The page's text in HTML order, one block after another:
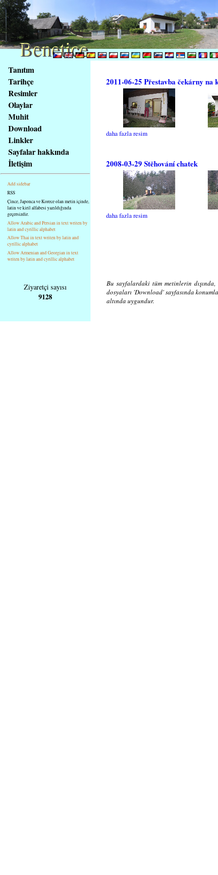
obsah
stránky
Klávesové
zkratky
tomto
webu
základní
Hlavní
strana
Tanıtım
Tarihçe
Resimler
Olaylar
Muhit
Download
Linkler
Sayfalar hakkında
İletişim
Add sidebar
RSS
Çince, Japonca ve Korece olan metin içinde,
latin ve kiril alfabesi yazıldığında
geçersizdir.
Allow Arabic and Persian in text writen by
latin and cyrillic alphabet
Allow Thai in text writen by latin and
cyrillic alphabet
Allow Armenian and Georgian in text
writen by latin and cyrillic alphabet
2011-06-25 Přestavba čekárny
daha fazla resim
2008-03-29 Stěhování chatek
daha fazla resim
Ziyaretçi sayısı
9128
Bu sayfalardaki tüm metinlerin
dosyaları 'Download' sayfasında
altında uygundur.
Benetice
Benetice